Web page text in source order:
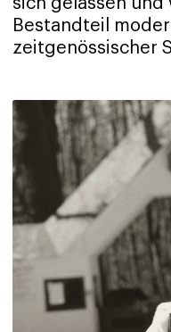
sich gelassen
Bestandteil
zeitgenössischer